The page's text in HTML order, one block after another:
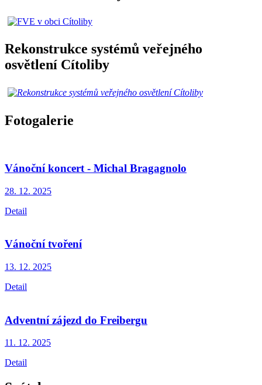
Rekonstrukce systémů veřejného
osvětlení Cítoliby
Fotogalerie
Vánoční koncert - Michal Bragagnolo
28. 12. 2025
Detail
Vánoční tvoření
13. 12. 2025
Detail
Adventní zájezd do Freibergu
11. 12. 2025
Detail